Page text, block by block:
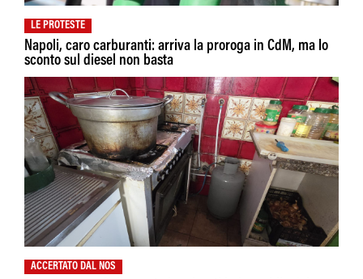
LE PROTESTE
Napoli, caro carburanti: arriva la proroga in CdM, ma lo
sconto sul diesel non basta
ACCERTATO DAL NOS